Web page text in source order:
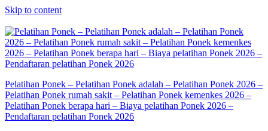
Skip to content
Pelatihan Ponek – Pelatihan Ponek adalah – Pelatihan Ponek 2026 –
Pelatihan Ponek rumah sakit – Pelatihan Ponek kemenkes 2026 –
Pelatihan Ponek berapa hari – Biaya pelatihan Ponek 2026 –
Pendaftaran pelatihan Ponek 2026